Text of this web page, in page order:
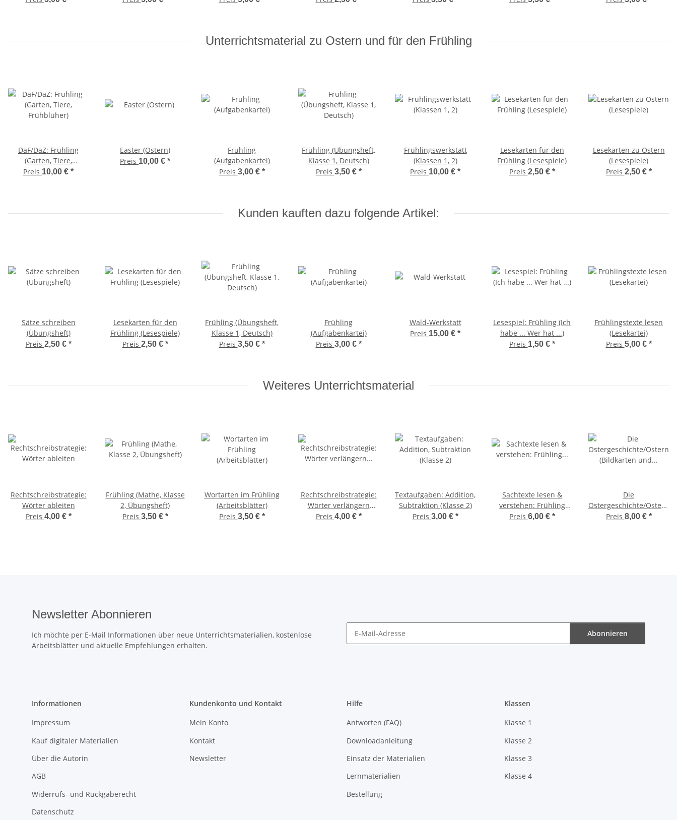
Unterrichtsmaterial zu Ostern und für den Frühling
DaF/DaZ: Frühling
(Garten, Tiere,
Frühblüher)
Preis 10,00 € *
Easter (Ostern)
Preis 10,00 € *
Frühling
(Aufgabenkartei)
Preis 3,00 € *
Frühling (Übungsheft,
Klasse 1, Deutsch)
Preis 3,50 € *
Frühlingswerkstatt
(Klassen 1, 2)
Preis 10,00 € *
Lesekarten für den
Frühling (Lesespiele)
Preis 2,50 € *
Lesekarten zu Ostern
(Lesespiele)
Preis 2,50 € *
Kunden kauften dazu folgende Artikel:
Sätze schreiben
(Übungsheft)
Preis 2,50 € *
Lesekarten für den
Frühling (Lesespiele)
Preis 2,50 € *
Frühling (Übungsheft,
Klasse 1, Deutsch)
Preis 3,50 € *
Frühling
(Aufgabenkartei)
Preis 3,00 € *
Wald-Werkstatt
Preis 15,00 € *
Lesespiel: Frühling (Ich
habe ... Wer hat ...)
Preis 1,50 € *
Frühlingstexte lesen
(Lesekartei)
Preis 5,00 € *
Weiteres Unterrichtsmaterial
Rechtschreibstrategie:
Wörter ableiten
Preis 4,00 € *
Frühling (Mathe, Klasse
2, Übungsheft)
Preis 3,50 € *
Wortarten im Frühling
(Arbeitsblätter)
Preis 3,50 € *
Rechtschreibstrategie:
Wörter verlängern
(Wortendungen)
Preis 4,00 € *
Textaufgaben: Addition,
Subtraktion (Klasse 2)
Preis 3,00 € *
Sachtexte lesen &
verstehen: Frühling
(Leseübungen, Klassen
Preis 6,00 € *
Die
Ostergeschichte/Ostern
(Bildkarten und
Preis 8,00 € *
Newsletter Abonnieren
Ich möchte per E-Mail Informationen über neue Unterrichtsmaterialien, kostenlose
Arbeitsblätter und aktuelle Empfehlungen erhalten.
Abonnieren
Informationen
Impressum
Kauf digitaler Materialien
Über die Autorin
AGB
Widerrufs- und Rückgaberecht
Datenschutz
Kundenkonto und Kontakt
Mein Konto
Kontakt
Newsletter
Hilfe
Antworten (FAQ)
Downloadanleitung
Einsatz der Materialien
Lernmaterialien
Bestellung
Klassen
Klasse 1
Klasse 2
Klasse 3
Klasse 4